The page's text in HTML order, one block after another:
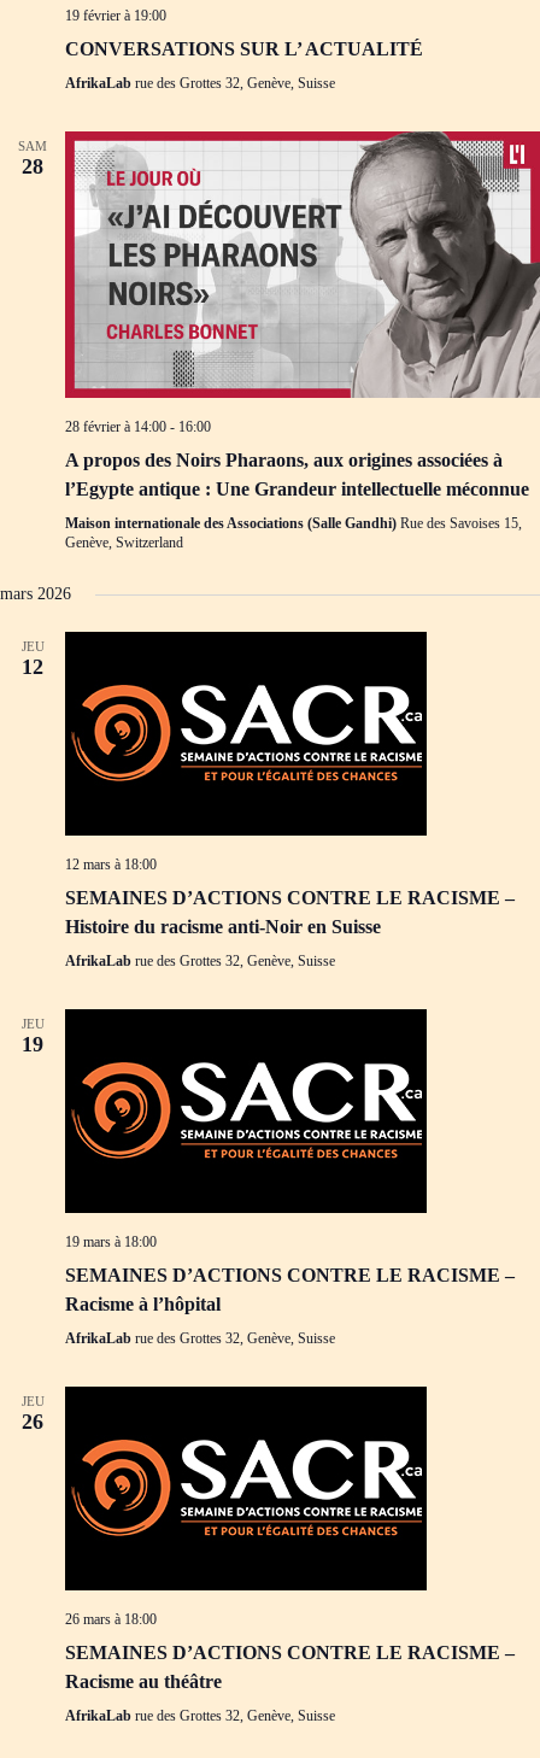
19 février à 19:00
CONVERSATIONS SUR L’ ACTUALITÉ
AfrikaLab rue des Grottes 32, Genève, Suisse
SAM
28
28 février à 14:00 - 16:00
A propos des Noirs Pharaons, aux origines associées à
l’Egypte antique : Une Grandeur intellectuelle méconnue
Maison internationale des Associations (Salle Gandhi) Rue des Savoises 15,
Genève, Switzerland
mars 2026
JEU
12
12 mars à 18:00
SEMAINES D’ACTIONS CONTRE LE RACISME –
Histoire du racisme anti-Noir en Suisse
AfrikaLab rue des Grottes 32, Genève, Suisse
JEU
19
19 mars à 18:00
SEMAINES D’ACTIONS CONTRE LE RACISME –
Racisme à l’hôpital
AfrikaLab rue des Grottes 32, Genève, Suisse
JEU
26
26 mars à 18:00
SEMAINES D’ACTIONS CONTRE LE RACISME –
Racisme au théâtre
AfrikaLab rue des Grottes 32, Genève, Suisse